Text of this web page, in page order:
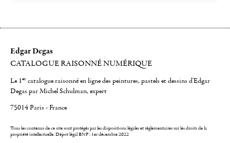
Edgar Degas
CATALOGUE RAISONNÉ NUMÉRIQUE
Le 1er catalogue raisonné en ligne des peintures, pastels et dessins d'Edgar
Degas par Michel Schulman, expert
75014 Paris - France
Tous les contenus de ce site sont protégés par les dispositions légales et réglementaires sur les droits de la
propriété intellectuelle.Dépot légal BNF : 1er décembre 2022